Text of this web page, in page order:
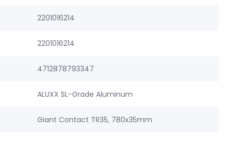
2201016214
2201016214
4712878793347
ALUXX SL-Grade Aluminum
Giant Contact TR35, 780x35mm